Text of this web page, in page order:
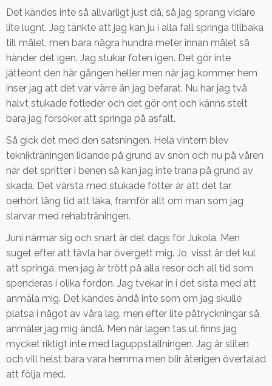
Det kändes inte så allvarligt just då, så jag sprang vidare
lite lugnt. Jag tänkte att jag kan ju i alla fall springa tillbaka
till målet, men bara några hundra meter innan målet så
händer det igen. Jag stukar foten igen. Det gör inte
jätteont den här gången heller men när jag kommer hem
inser jag att det var värre än jag befarat. Nu har jag två
halvt stukade fotleder och det gör ont och känns stelt
bara jag försöker att springa på asfalt.
Så gick det med den satsningen. Hela vintern blev
teknikträningen lidande på grund av snön och nu på våren
när det spritter i benen så kan jag inte träna på grund av
skada. Det värsta med stukade fötter är att det tar
oerhört lång tid att läka, framför allt om man som jag
slarvar med rehabträningen.
Juni närmar sig och snart är det dags för Jukola. Men
suget efter att tävla har övergett mig. Jo, visst är det kul
att springa, men jag är trött på alla resor och all tid som
spenderas i olika fordon. Jag tvekar in i det sista med att
anmäla mig. Det kändes ändå inte som om jag skulle
platsa i något av våra lag, men efter lite påtryckningar så
anmäler jag mig ändå. Men när lagen tas ut finns jag
mycket riktigt inte med laguppställningen. Jag är sliten
och vill helst bara vara hemma men blir återigen övertalad
att följa med.